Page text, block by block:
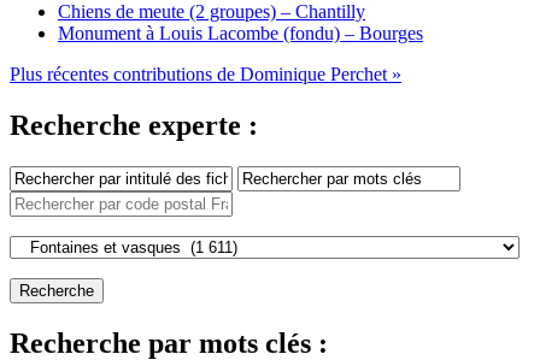
Chiens de meute (2 groupes) – Chantilly
Monument à Louis Lacombe (fondu) – Bourges
Plus récentes contributions de Dominique Perchet »
Recherche experte :
Recherche par mots clés :